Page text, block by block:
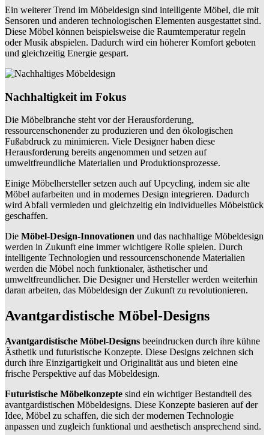
Ein weiterer Trend im Möbeldesign sind intelligente Möbel, die mit
Sensoren und anderen technologischen Elementen ausgestattet sind.
Diese Möbel können beispielsweise die Raumtemperatur regeln
oder Musik abspielen. Dadurch wird ein höherer Komfort geboten
und gleichzeitig Energie gespart.
Nachhaltigkeit im Fokus
Die Möbelbranche steht vor der Herausforderung,
ressourcenschonender zu produzieren und den ökologischen
Fußabdruck zu minimieren. Viele Designer haben diese
Herausforderung bereits angenommen und setzen auf
umweltfreundliche Materialien und Produktionsprozesse.
Einige Möbelhersteller setzen auch auf Upcycling, indem sie alte
Möbel aufarbeiten und in modernes Design integrieren. Dadurch
wird Abfall vermieden und gleichzeitig ein individuelles Möbelstück
geschaffen.
Die Möbel-Design-Innovationen und das nachhaltige Möbeldesign
werden in Zukunft eine immer wichtigere Rolle spielen. Durch
intelligente Technologien und ressourcenschonende Materialien
werden die Möbel noch funktionaler, ästhetischer und
umweltfreundlicher. Die Designer und Hersteller werden weiterhin
daran arbeiten, das Möbeldesign der Zukunft zu revolutionieren.
Avantgardistische Möbel-Designs
Avantgardistische Möbel-Designs beeindrucken durch ihre kühne
Ästhetik und futuristische Konzepte. Diese Designs zeichnen sich
durch ihre Einzigartigkeit und Originalität aus und bieten eine
frische Perspektive auf das Möbeldesign.
Futuristische Möbelkonzepte sind ein wichtiger Bestandteil des
avantgardistischen Möbeldesigns. Diese Konzepte basieren auf der
Idee, Möbel zu schaffen, die sich der modernen Technologie
anpassen und zugleich funktional und aesthetisch ansprechend sind.